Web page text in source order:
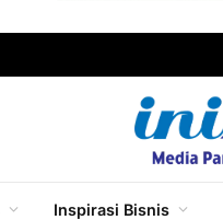
Inspirasi Bisnis